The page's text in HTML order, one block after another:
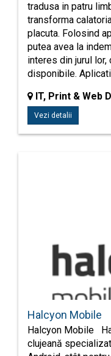
tradusa in patru
transforma
placuta. Folosind
putea avea la
interes din jurul
disponibile.
IT, Print &
Vezi detalii
Halcyon Mobile
Halcyon Mobile
clujeană